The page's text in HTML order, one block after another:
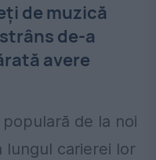
de muzică
de-a
avere
de la noi
lungul carierei lor